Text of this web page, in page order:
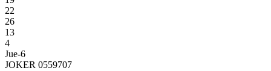
22
26
13
4
Jue-6
JOKER 0559707